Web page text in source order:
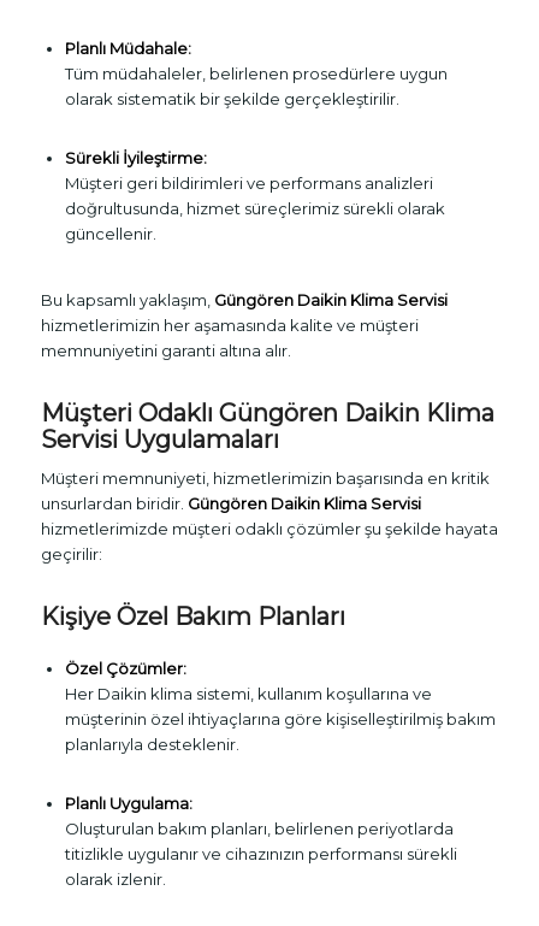
Planlı Müdahale:
Tüm müdahaleler, belirlenen prosedürlere uygun
olarak sistematik bir şekilde gerçekleştirilir.
Sürekli İyileştirme:
Müşteri geri bildirimleri ve performans analizleri
doğrultusunda, hizmet süreçlerimiz sürekli olarak
güncellenir.
Bu kapsamlı yaklaşım, Güngören Daikin Klima Servisi
hizmetlerimizin her aşamasında kalite ve müşteri
memnuniyetini garanti altına alır.
Müşteri Odaklı Güngören Daikin Klima
Servisi Uygulamaları
Müşteri memnuniyeti, hizmetlerimizin başarısında en kritik
unsurlardan biridir. Güngören Daikin Klima Servisi
hizmetlerimizde müşteri odaklı çözümler şu şekilde hayata
geçirilir:
Kişiye Özel Bakım Planları
Özel Çözümler:
Her Daikin klima sistemi, kullanım koşullarına ve
müşterinin özel ihtiyaçlarına göre kişiselleştirilmiş bakım
planlarıyla desteklenir.
Planlı Uygulama:
Oluşturulan bakım planları, belirlenen periyotlarda
titizlikle uygulanır ve cihazınızın performansı sürekli
olarak izlenir.